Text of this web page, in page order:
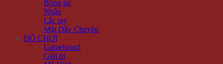
Bông tai
Nhẫn
Lắc tay
Mặt Dây Chuyền
ĐỒ CHƠI
Gameboard
Giải trí